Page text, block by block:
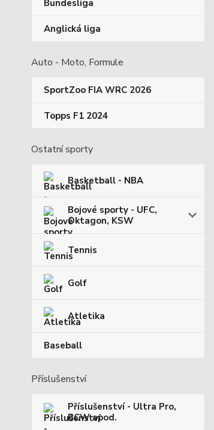
Bundesliga
Anglická liga
Auto - Moto, Formule
SportZoo FIA WRC 2026
Topps F1 2024
Ostatní sporty
Basketball - NBA
Bojové sporty - UFC,
Oktagon, KSW
Tennis
Golf
Atletika
Baseball
Příslušenství
Příslušenství - Ultra Pro,
BCW apod.